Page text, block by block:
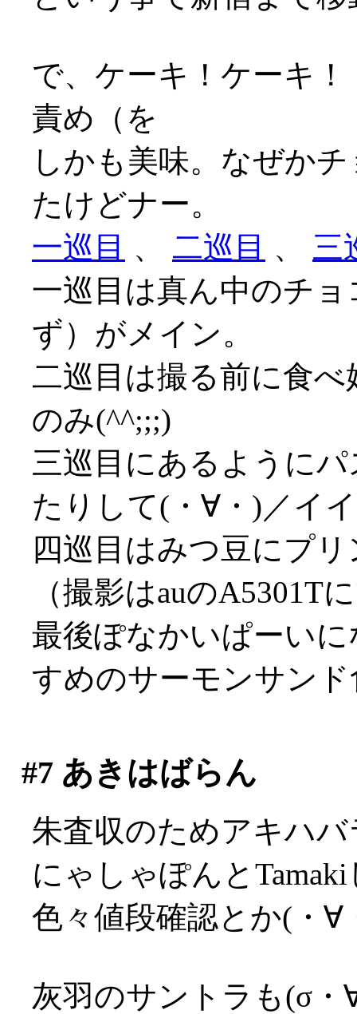
で、ケーキ！ケーキ
責め（を
しかも美味。なぜか
たけどナー。
一巡目 、 二巡目 、 三
一巡目は真ん中のチ
ず）がメイン。
二巡目は撮る前に食
のみ(^^;;;)
三巡目にあるように
たりして(・∀・)／イ
四巡目はみつ豆にプ
（撮影はauのA5301T
最後ぽなかいぱーい
すめのサーモンサン
#7 あきはばらん
朱査収のためアキハバ
にゃしゃぽんと
色々値段確認とか(・∀
灰羽のサントラも(σ・